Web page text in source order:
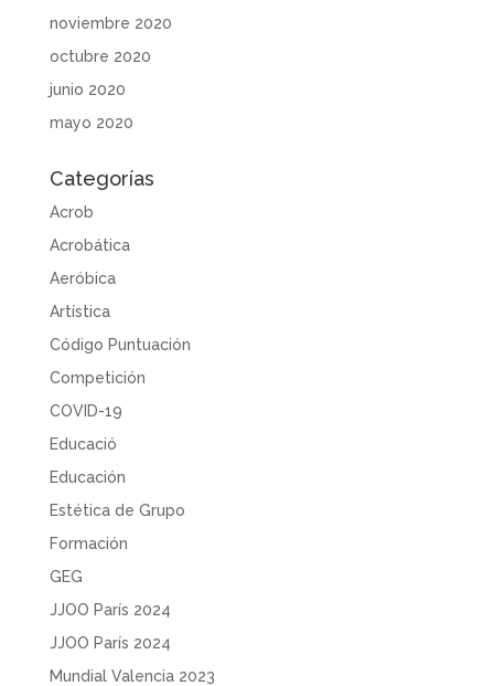
noviembre 2020
octubre 2020
junio 2020
mayo 2020
Categorías
Acrob
Acrobática
Aeróbica
Artística
Código Puntuación
Competición
COVID-19
Educació
Educación
Estética de Grupo
Formación
GEG
JJOO París 2024
JJOO París 2024
Mundial Valencia 2023